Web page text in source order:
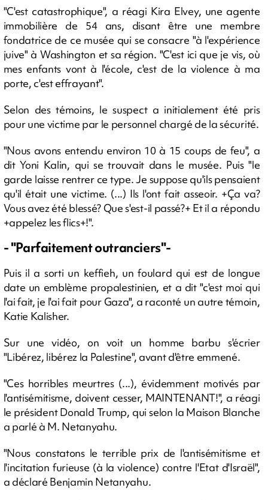
"C'est catastrophique", a réagi Kira Elvey, une agente
immobilière de 54 ans, disant être une membre
fondatrice de ce musée qui se consacre "à l'expérience
juive" à Washington et sa région. "C'est ici que je vis, où
mes enfants vont à l'école, c'est de la violence à ma
porte, c'est effrayant".
Selon des témoins, le suspect a initialement été pris
pour une victime par le personnel chargé de la sécurité.
"Nous avons entendu environ 10 à 15 coups de feu", a
dit Yoni Kalin, qui se trouvait dans le musée. Puis "le
garde laisse rentrer ce type. Je suppose qu'ils pensaient
qu'il était une victime. (...) Ils l'ont fait asseoir. +Ça va?
Vous avez été blessé? Que s'est-il passé?+ Et il a répondu
+appelez les flics+!".
- "Parfaitement outranciers"-
Puis il a sorti un keffieh, un foulard qui est de longue
date un emblème propalestinien, et a dit "c'est moi qui
l'ai fait, je l'ai fait pour Gaza", a raconté un autre témoin,
Katie Kalisher.
Sur une vidéo, on voit un homme barbu s'écrier
"Libérez, libérez la Palestine", avant d'être emmené.
"Ces horribles meurtres (...), évidemment motivés par
l'antisémitisme, doivent cesser, MAINTENANT!", a réagi
le président Donald Trump, qui selon la Maison Blanche
a parlé à M. Netanyahu.
"Nous constatons le terrible prix de l'antisémitisme et
l'incitation furieuse (à la violence) contre l'Etat d'Israël",
a déclaré Benjamin Netanyahu.